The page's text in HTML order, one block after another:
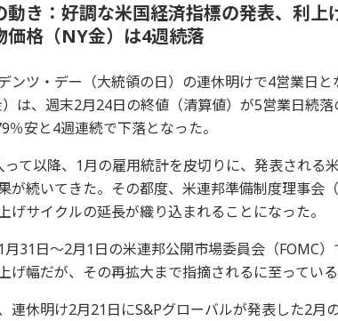
動き：好調な米国経済指標の発表、利
価格（NY金）は4週続落
ンツ・デー（大統領の日）の連休明けで4営業日
）は、週末2月24日の終値（清算値）が5営業日続
％安と4週連続で下落となった。
って以降、1月の雇用統計を皮切りに、発表される
が続いてきた。その都度、米連邦準備制度理事会
げサイクルの延長が織り込まれることになった。
月31日～2月1日の米連邦公開市場委員会（FOMC
げ幅だが、その再拡大まで指摘されるに至っている
連休明け2月21日にS&Pグローバルが発表した2月